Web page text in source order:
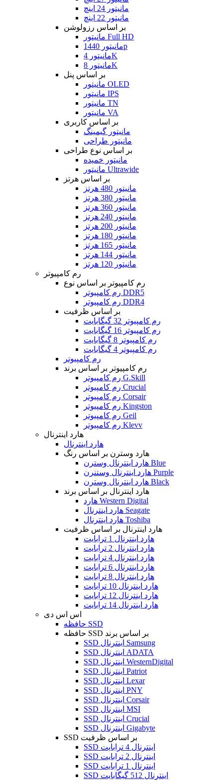
مانیتور 24 اینچ
مانیتور 22 اینچ
بر اساس رزولوشن
مانیتور Full HD
مانیتور 1440p
مانیتور 4K
مانیتور 8K
بر اساس پنل
مانیتور OLED
مانیتور IPS
مانیتور TN
مانیتور VA
بر اساس کاربری
مانیتور گیمینگ
مانیتور طراحی
بر اساس نوع طراحی
مانیتور خمیده
مانیتور Ultrawide
بر اساس هرتز
مانیتور 480 هرتز
مانیتور 380 هرتز
مانیتور 360 هرتز
مانیتور 240 هرتز
مانیتور 200 هرتز
مانیتور 180 هرتز
مانیتور 165 هرتز
مانیتور 144 هرتز
مانیتور 120 هرتز
رم کامپیوتر
رم کامپیوتر بر اساس نوع
رم کامپیوتر DDR5
رم کامپیوتر DDR4
بر اساس ظرفیت
رم کامپیوتر 32 گیگابایت
رم کامپیوتر 16 گیگابایت
رم کامپیوتر 8 گیگابایت
رم کامپیوتر 4 گیگابایت
رم کامپیوتر
رم کامپیوتر بر اساس برند
رم کامپیوتر G.Skill
رم کامپیوتر Crucial
رم کامپیوتر Corsair
رم کامپیوتر Kingston
رم کامپیوتر Geil
رم کامپیوتر Klevv
هارد اینترنال
هارد اینترنال
هارد وسترن بر اساس رنگ
هارد اینترنال وسترن Blue
هارد اینترنال وستنرن Purple
هارد اینترنال وسترن Black
هارد اینترنال بر اساس برند
هارد Western Digital
هارد اینترنال Seagate
هارد اینترنال Toshiba
هارد اینترنال بر اساس ظرفیت
هارد اینترنال 1 ترابایت
هارد اینترنال 2 ترابایت
هارد اینترنال 4 ترابایت
هارد اینترنال 6 ترابایت
هارد اینترنال 8 ترابایت
هارد اینترنال 10 ترابایت
هارد اینترنال 12 ترابایت
هارد اینترنال 14 ترابایت
اس اس دی
حافظه SSD
حافظه SSD بر اساس برند
SSD اینترنال Samsung
SSD اینترنال ADATA
SSD اینترنال WesternDigital
SSD اینترنال Patriot
SSD اینترنال Lexar
SSD اینترنال PNY
SSD اینترنال Corsair
SSD اینترنال MSI
SSD اینترنال Crucial
SSD اینترنال Gigabyte
SSD بر اساس ظرفیت
SSD اینترنال 4 ترابایت
SSD اینترنال 2 ترابایت
SSD اینترنال 1 ترابایت
SSD اینترنال 512 گیگابایت